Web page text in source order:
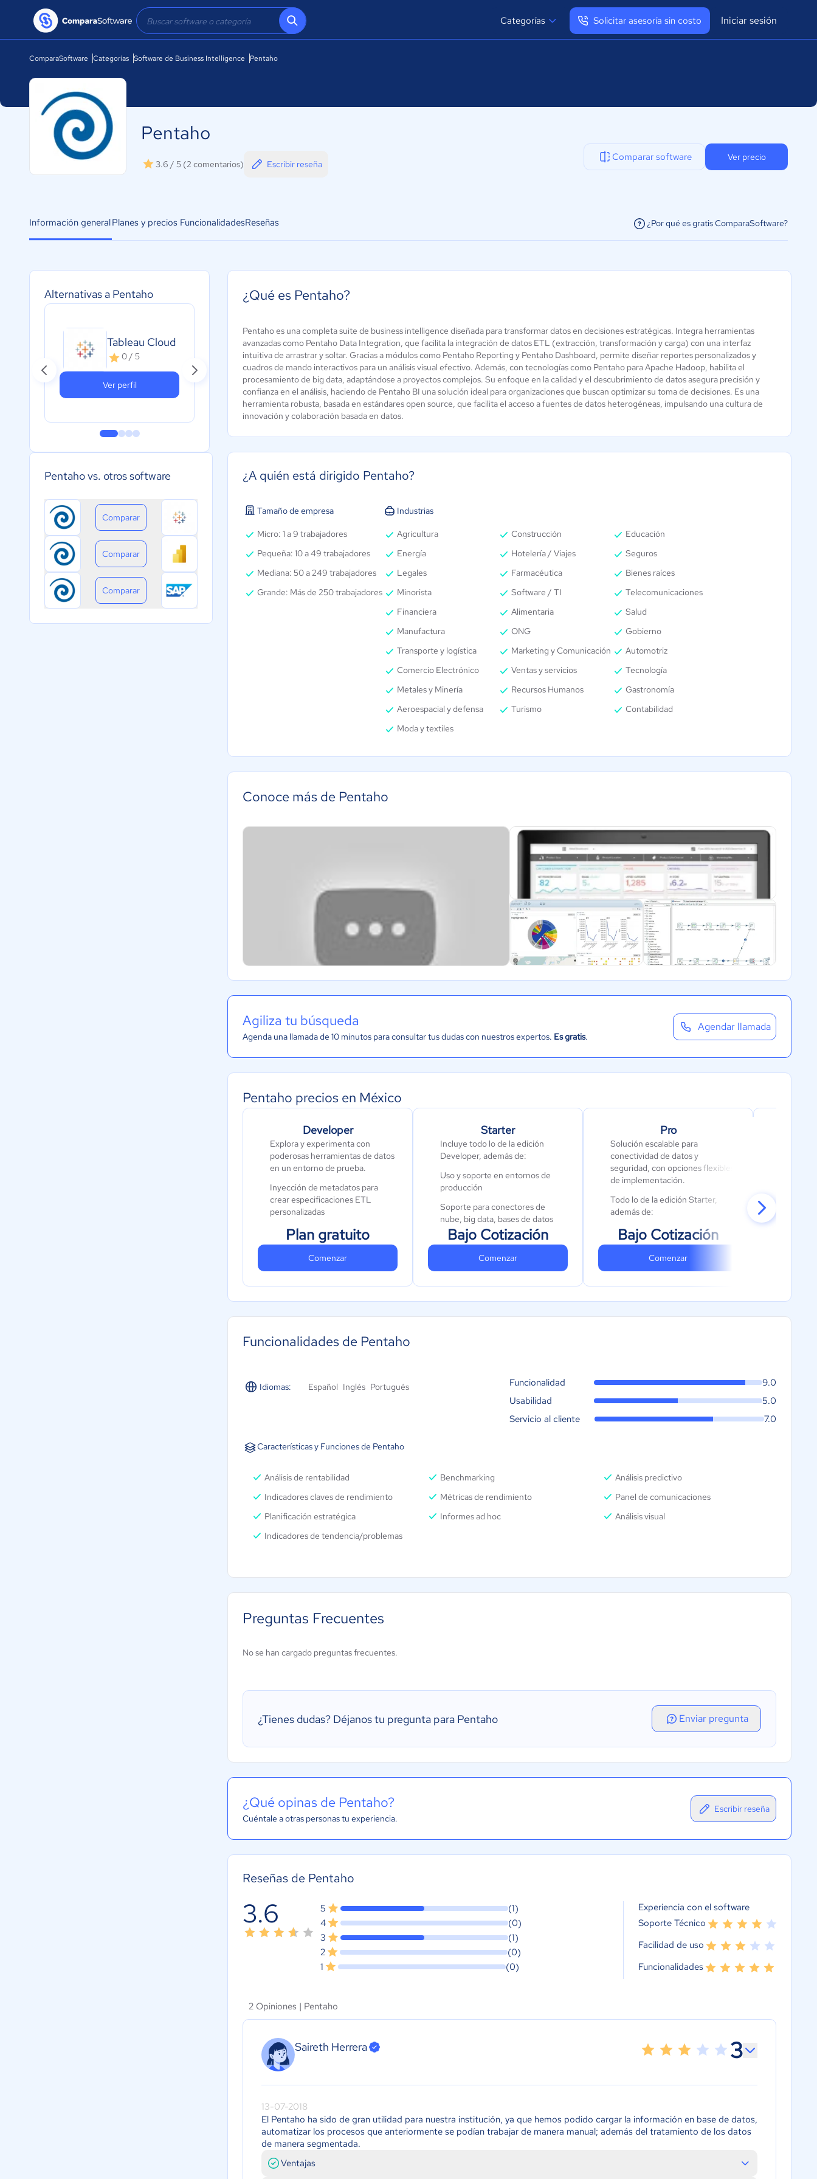
Categorías Solicitar asesoría sin costo Iniciar sesión
ComparaSoftware Categorías Software de Business Intelligence Pentaho
Pentaho
3.6 / 5 (2 comentarios) Escribir reseña
Comparar software Ver precio
Información generalPlanes y precios FuncionalidadesReseñas ¿Por qué es gratis ComparaSoftware?
Alternativas a Pentaho
Tableau Cloud
0 / 5
Ver perfil
Microsoft
Power BI
4 / 5
SAP
BusinessObjects
BI
1G ERP
Aún sin
calificación
Pentaho vs. otros software
Comparar
Comparar
Comparar
¿Qué es Pentaho?
Pentaho es una completa suite de business intelligence diseñada para transformar datos en decisiones estratégicas. Integra herramientas
avanzadas como Pentaho Data Integration, que facilita la integración de datos ETL (extracción, transformación y carga) con una interfaz
intuitiva de arrastrar y soltar. Gracias a módulos como Pentaho Reporting y Pentaho Dashboard, permite diseñar reportes personalizados y
cuadros de mando interactivos para un análisis visual efectivo. Además, con tecnologías como Pentaho para Apache Hadoop, habilita el
procesamiento de big data, adaptándose a proyectos complejos. Su enfoque en la calidad y el descubrimiento de datos asegura precisión y
confianza en el análisis, haciendo de Pentaho BI una solución ideal para organizaciones que buscan optimizar su toma de decisiones. Es una
herramienta robusta, basada en estándares open source, que facilita el acceso a fuentes de datos heterogéneas, impulsando una cultura de
innovación y colaboración basada en datos.
¿A quién está dirigido Pentaho?
Tamaño de empresa
Micro: 1 a 9 trabajadores
Pequeña: 10 a 49 trabajadores
Mediana: 50 a 249 trabajadores
Grande: Más de 250 trabajadores
Industrias
Agricultura Construcción
Educación
Energía
Hotelería / Viajes
Seguros
Legales
Farmacéutica
Bienes raíces
Minorista
Software / TI
Telecomunicaciones
Financiera
Alimentaria
Salud
Manufactura
ONG
Gobierno
Transporte y logística
Marketing y Comunicación
Automotriz
Comercio Electrónico
Ventas y servicios
Tecnología
Metales y Minería
Recursos Humanos
Gastronomía
Aeroespacial y defensa
Turismo
Contabilidad
Moda y textiles
Conoce más de Pentaho
Agiliza tu búsqueda
Agenda una llamada de 10 minutos para consultar tus dudas con nuestros expertos. Es gratis.
Agendar llamada
Pentaho precios en México
Developer
Explora y experimenta con
poderosas herramientas de datos
en un entorno de prueba.
Inyección de metadatos para
crear especificaciones ETL
personalizadas
Uso ilimitado de la herramienta
ETL (Spoon)
Manejo de volúmenes y fuentes
Plan gratuito
Comenzar
Starter
Incluye todo lo de la edición
Developer, además de:
Uso y soporte en entornos de
producción
Soporte para conectores de
nube, big data, bases de datos
columnares, streaming,
mainframe y CRMs.
Actualizaciones de seguridad y
Bajo Cotización
Comenzar
Pro
Solución escalable para
conectividad de datos y
seguridad, con opciones flexibles
de implementación.
Todo lo de la edición Starter,
además de:
Opciones de implementación en
la nube y contenedores, con
semiestructurados
seguridad
Bajo Cotización
Comenzar
Analyzer
Funcionalidades de Pentaho
Idiomas: Español Inglés Portugués Funcionalidad
9.0
Usabilidad
5.0
Servicio al cliente
7.0
Características y Funciones de Pentaho
Análisis de rentabilidad Benchmarking
Análisis predictivo
Indicadores claves de rendimiento
Métricas de rendimiento
Panel de comunicaciones
Planificación estratégica
Informes ad hoc
Análisis visual
Indicadores de tendencia/problemas
Preguntas Frecuentes
No se han cargado preguntas frecuentes.
¿Tienes dudas? Déjanos tu pregunta para Pentaho Enviar pregunta
¿Qué opinas de Pentaho?
Cuéntale a otras personas tu experiencia.
Escribir reseña
Reseñas de Pentaho
3.6 5
(1)
4
(0)
3
(1)
2
(0)
1
(0)
Experiencia con el software
Soporte Técnico
Facilidad de uso
Funcionalidades
2 Opiniones | Pentaho
Saireth Herrera 3
13-07-2018
El Pentaho ha sido de gran utilidad para nuestra institución, ya que hemos podido cargar la información en base de datos,
automatizar los procesos que anteriormente se podían trabajar de manera manual; además del tratamiento de los datos
de manera segmentada.
Ventajas